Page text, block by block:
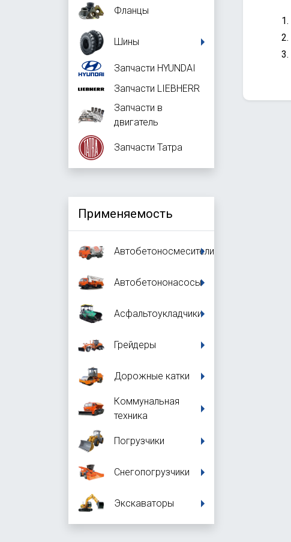
Фланцы
Шины
Запчасти HYUNDAI
Запчасти LIEBHERR
Запчасти в
двигатель
Запчасти Татра
Применяемость
Автобетоносмесители
Автобетононасосы
Асфальтоукладчики
Грейдеры
Дорожные катки
Коммунальная
техника
Погрузчики
Снегопогрузчики
Экскаваторы